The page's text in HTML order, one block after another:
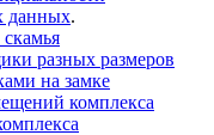
данных.